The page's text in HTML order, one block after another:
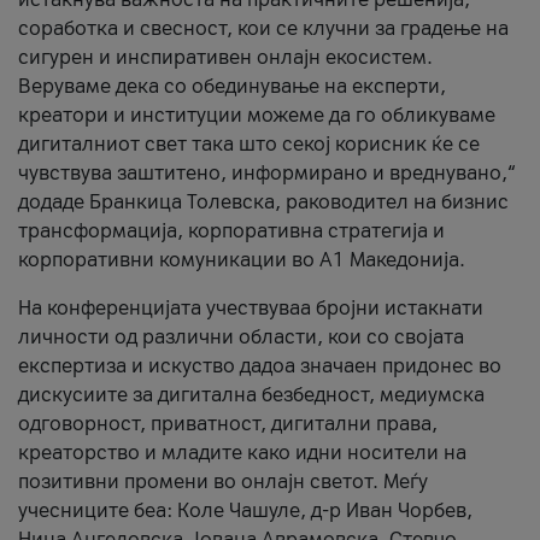
соработка и свесност, кои се клучни за градење на
сигурен и инспиративен онлајн екосистем.
Веруваме дека со обединување на експерти,
креатори и институции можеме да го обликуваме
дигиталниот свет така што секој корисник ќе се
чувствува заштитено, информирано и вреднувано,“
додаде Бранкица Толевска, раководител на бизнис
трансформација, корпоративна стратегија и
корпоративни комуникации во А1 Македонија.
На конференцијата учествуваа бројни истакнати
личности од различни области, кои со својата
експертиза и искуство дадоа значаен придонес во
дискусиите за дигитална безбедност, медиумска
одговорност, приватност, дигитални права,
креаторство и младите како идни носители на
позитивни промени во онлајн светот. Меѓу
учесниците беа: Коле Чашуле, д-р Иван Чорбев,